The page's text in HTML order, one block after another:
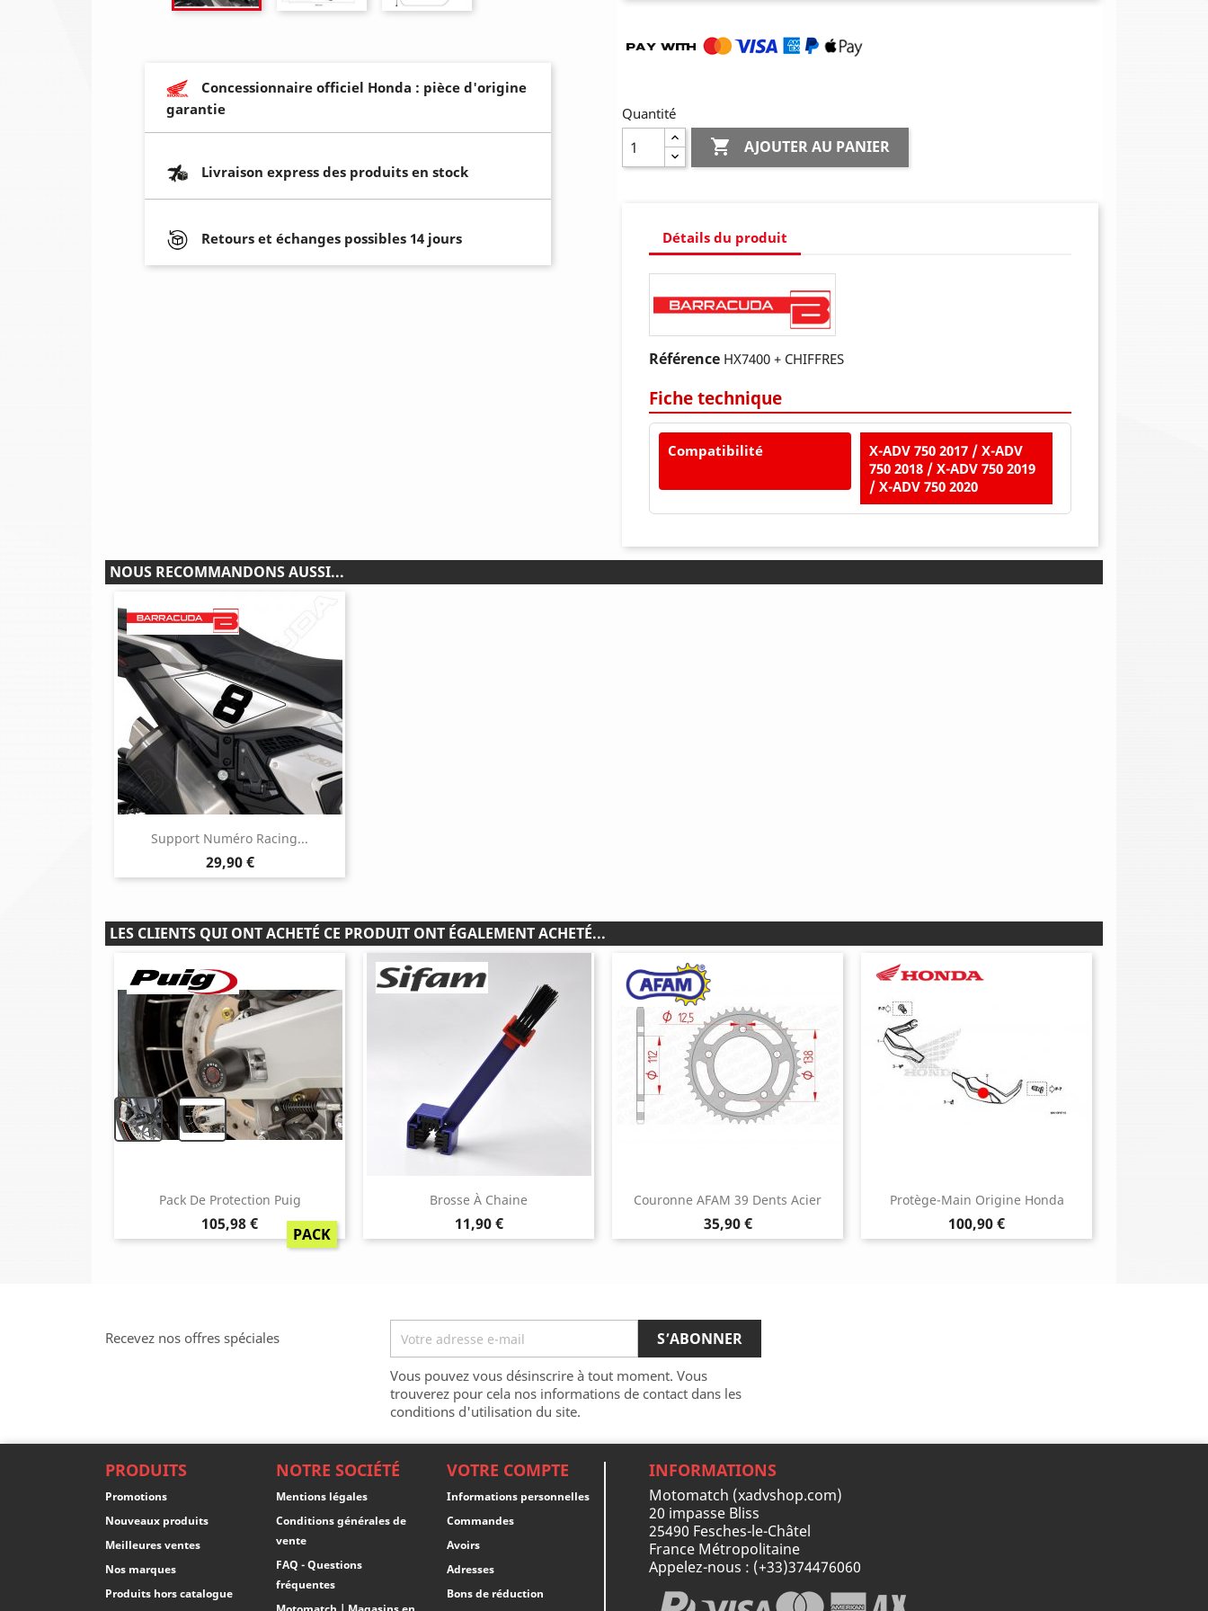
Concessionnaire officiel Honda : pièce d'origine
garantie
Livraison express des produits en stock
Retours et échanges possibles 14 jours
Quantité
 AJOUTER AU PANIER
Détails du produit
Référence HX7400 + CHIFFRES
Fiche technique
Compatibilité
X-ADV 750 2017 / X-ADV
750 2018 / X-ADV 750 2019
/ X-ADV 750 2020
NOUS RECOMMANDONS AUSSI...
Support Numéro Racing...
Prix
29,90 €
LES CLIENTS QUI ONT ACHETÉ CE PRODUIT ONT ÉGALEMENT ACHETÉ...
+
Pack De Protection Puig
Prix
105,98 €
PACK
Brosse À Chaine
Prix
11,90 €
Couronne AFAM 39 Dents Acier
Prix
35,90 €
Protège-Main Origine Honda
Prix
100,90 €
Recevez nos offres spéciales
Vous pouvez vous désinscrire à tout moment. Vous
trouverez pour cela nos informations de contact dans les
conditions d'utilisation du site.
PRODUITS
Promotions
Nouveaux produits
Meilleures ventes
Nos marques
Produits hors catalogue
NOTRE SOCIÉTÉ
Mentions légales
Conditions générales de
vente
FAQ - Questions
fréquentes
VOTRE COMPTE
Informations personnelles
Commandes
Avoirs
Adresses
Bons de réduction
INFORMATIONS
Motomatch (xadvshop.com)
20 impasse Bliss
25490 Fesches-le-Châtel
France Métropolitaine
Appelez-nous : (+33)374476060